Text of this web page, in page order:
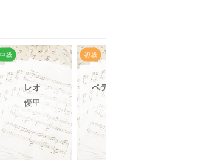
レオ
優里
ベテルギウス